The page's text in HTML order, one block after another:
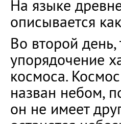
На языке
описывается
Во второй
упорядочение
космоса.
назван небом,
он не имеет